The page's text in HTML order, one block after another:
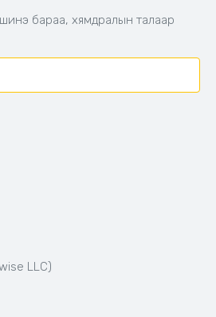
бараа, хямдралын талаар
LLC)